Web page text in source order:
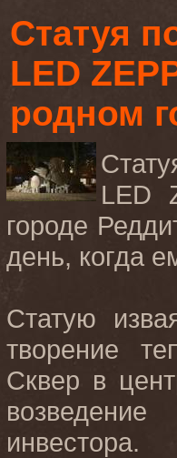
Статуя
LED
родном
LED
городе
день, когда
Статую
творение
Сквер в
инвестора.